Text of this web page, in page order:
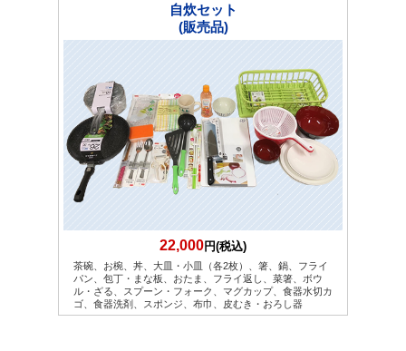
自炊セット
(販売品)
22,000円(税込)
茶碗、お椀、丼、大皿・小皿（各2枚）、箸、鍋、フライ
パン、包丁・まな板、おたま、フライ返し、菜箸、ボウ
ル・ざる、スプーン・フォーク、マグカップ、食器水切カ
ゴ、食器洗剤、スポンジ、布巾、皮むき・おろし器